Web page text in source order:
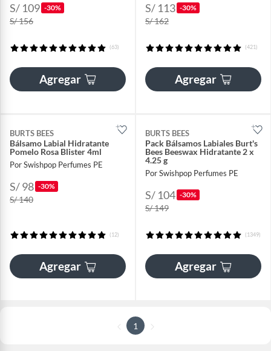
S/ 109 -30%
S/ 156
(63)
Agregar
S/ 113 -30%
S/ 162
(421)
Agregar
BURTS BEES
Bálsamo Labial Hidratante
Pomelo Rosa Blister 4ml
Por Swishpop Perfumes PE
S/ 98 -30%
S/ 140
(12)
Agregar
BURTS BEES
Pack Bálsamos Labiales Burt's
Bees Beeswax Hidratante 2 x
4.25 g
Por Swishpop Perfumes PE
S/ 104 -30%
S/ 149
(1349)
Agregar
1